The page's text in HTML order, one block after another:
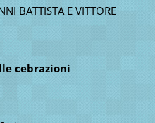
BATTISTA E VITTORE
cebrazioni